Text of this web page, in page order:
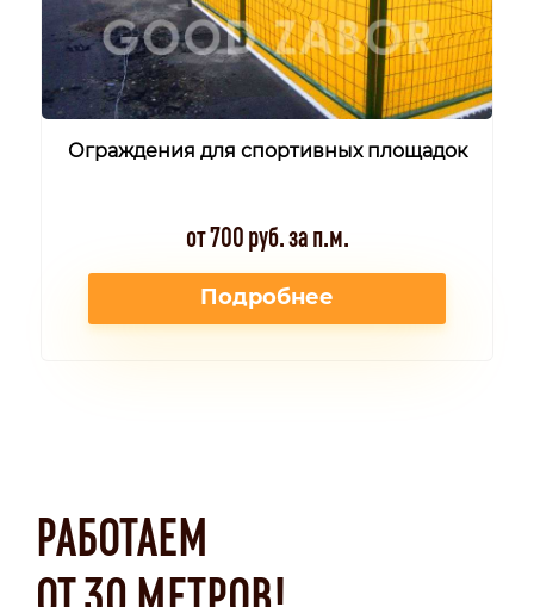
Ограждения для спортивных площадок
от 700 руб. за п.м.
Подробнее
РАБОТАЕМ
ОТ 30 МЕТРОВ!